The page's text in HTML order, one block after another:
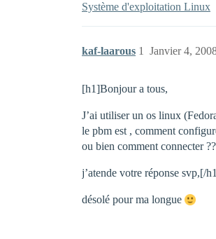
Système d'exploitation Linux
kaf-laarous Janvier 4,
1
[h1]Bonjour a tous,
J’ai utiliser un os linux
le pbm est , comment
ou bien comment connecter ??
j’atende votre réponse svp,[/
désolé pour ma longue